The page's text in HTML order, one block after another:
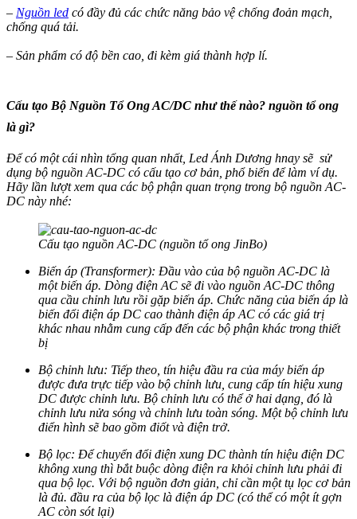
– Nguồn led có đầy đủ các chức năng bảo vệ chống đoản mạch,
chống quá tải.
– Sản phẩm có độ bền cao, đi kèm giá thành hợp lí.
Cấu tạo Bộ Nguồn Tổ Ong AC/DC như thế nào? nguồn tổ ong
là gì?
Để có một cái nhìn tổng quan nhất, Led Ánh Dương hnay sẽ sử
dụng bộ nguồn AC-DC có cấu tạo cơ bản, phổ biến để làm ví dụ.
Hãy lần lượt xem qua các bộ phận quan trọng trong bộ nguồn AC-
DC này nhé:
Cấu tạo nguồn AC-DC (nguồn tổ ong JinBo)
Biến áp (Transformer): Đầu vào của bộ nguồn AC-DC là
một biến áp. Dòng điện AC sẽ đi vào nguồn AC-DC thông
qua cầu chỉnh lưu rồi gặp biến áp. Chức năng của biến áp là
biến đổi điện áp DC cao thành điện áp AC có các giá trị
khác nhau nhằm cung cấp đến các bộ phận khác trong thiết
bị
Bộ chỉnh lưu: Tiếp theo, tín hiệu đầu ra của máy biến áp
được đưa trực tiếp vào bộ chỉnh lưu, cung cấp tín hiệu xung
DC được chỉnh lưu. Bộ chỉnh lưu có thể ở hai dạng, đó là
chỉnh lưu nửa sóng và chỉnh lưu toàn sóng. Một bộ chỉnh lưu
điển hình sẽ bao gồm điốt và điện trở.
Bộ lọc: Để chuyển đổi điện xung DC thành tín hiệu điện DC
không xung thì bắt buộc dòng điện ra khỏi chỉnh lưu phải đi
qua bộ lọc. Với bộ nguồn đơn giản, chỉ cần một tụ lọc cơ bản
là đủ. đầu ra của bộ lọc là điện áp DC (có thể có một ít gợn
AC còn sót lại)